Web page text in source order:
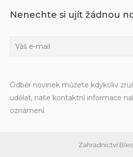
Nenechte si ujít žádnou
Odběr novinek můžete kdykoliv
udělat, naše kontaktní informace
oznámení.
Zahradnictví